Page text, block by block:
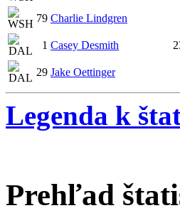
79 Charlie Lindgren
1 Casey Desmith
29 Jake Oettinger
Legenda k
Prehľad